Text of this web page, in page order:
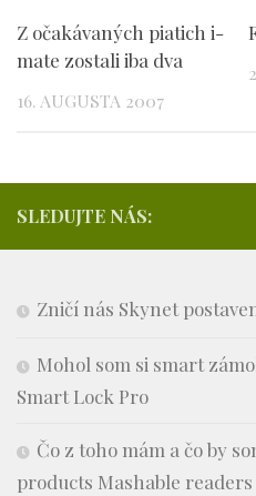
Z očakávaných piatich i-
mate zostali iba dva
16. AUGUSTA 2007
SLEDUJTE NÁS:
Zničí nás Skynet
Mohol som si smart
Smart Lock Pro
Čo z toho mám a čo by
products Mashable readers